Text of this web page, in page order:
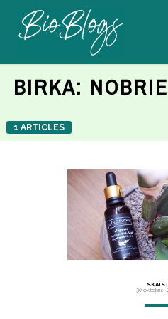
BIRKA:
1 ARTICLES
30 oktobris,